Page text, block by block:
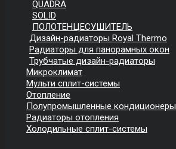
QUADRA
SOLID
ПОЛОТЕНЦЕСУШИТЕЛЬ
Дизайн-радиаторы Royal Thermo
Радиаторы для панорамных окон
Трубчатые дизайн-радиаторы
Микроклимат
Мульти сплит-системы
Отопление
Полупромышленные кондиционеры
Радиаторы отопления
Холодильные сплит-системы